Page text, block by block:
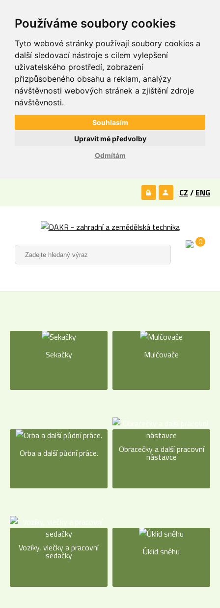
Používáme soubory cookies
Tyto webové stránky používají soubory cookies a
další sledovací nástroje s cílem vylepšení
uživatelského prostředí, zobrazení
přizpůsobeného obsahu a reklam, analýzy
návštěvnosti webových stránek a zjištění zdroje
návštěvnosti.
Souhlasím
Odmítám
Upravit mé předvolby
CZ / ENG
0
Sekačky Mulčovače
Orba a další půdní práce. Obracečky a další pracovní
nástavce
Vozíky, vlečky a pracovní
sedačky Úklid sněhu